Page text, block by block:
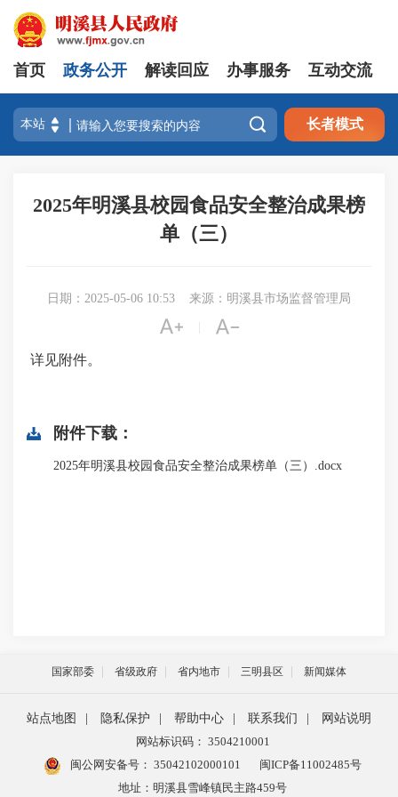
首页 政务公开 解读回应 办事服务 互动交流
 长者模式
2025年明溪县校园食品安全整治成果榜
单（三）
日期：2025-05-06 10:53 来源：明溪县市场监督管理局
 
详见附件。
附件下载：
2025年明溪县校园食品安全整治成果榜单（三）.docx
国家部委 省级政府 省内地市 三明县区 新闻媒体
站点地图 隐私保护 帮助中心 联系我们
网站说明
网站标识码： 3504210001
闽公网安备号： 35042102000101
闽ICP备11002485号
地址：明溪县雪峰镇民主路459号